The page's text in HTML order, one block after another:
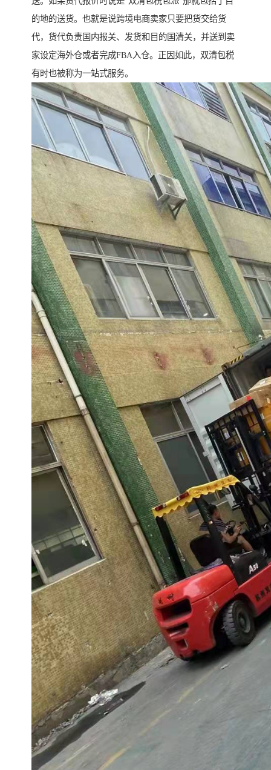
的地的送货。也就是说跨境电商卖家只要把货交给货
代，货代负责国内报关、发货和目的国清关，并送到卖
家设定海外仓或者完成FBA入仓。正因如此，双清包税
有时也被称为一站式服务。